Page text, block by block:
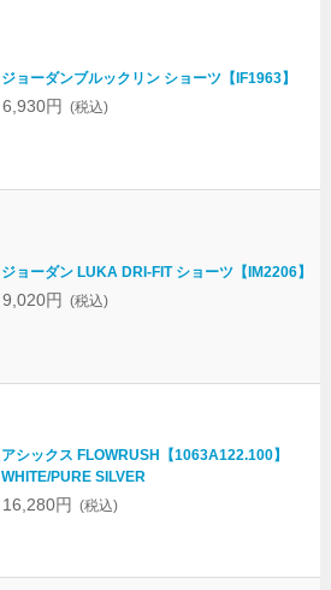
ジョーダンブルックリン ショーツ【IF1963】
6,930円 (税込)
ジョーダン LUKA DRI-FIT ショーツ【IM2206】
9,020円 (税込)
アシックス FLOWRUSH【1063A122.100】
WHITE/PURE SILVER
16,280円 (税込)